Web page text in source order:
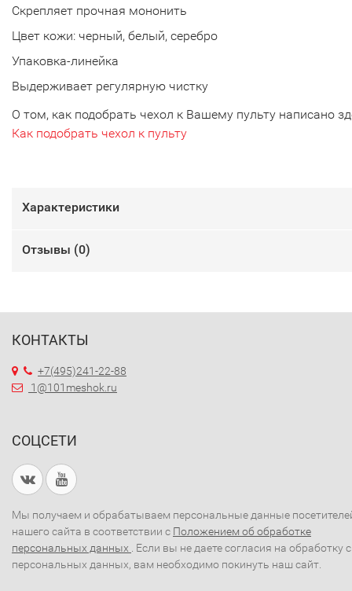
Скрепляет прочная мононить
Цвет кожи: черный, белый, серебро
Упаковка-линейка
Выдерживает регулярную чистку
О том, как подобрать чехол к Вашему пульту написано
Как подобрать чехол к пульту
Характеристики
Отзывы (0)
КОНТАКТЫ
+7(495)241-22-88
1@101meshok.ru
СОЦСЕТИ
Мы получаем и обрабатываем персональные данные
нашего сайта в соответствии с Положением об обработке
персональных данных . Если вы не даете согласия на обработку
персональных данных, вам необходимо покинуть наш сайт.